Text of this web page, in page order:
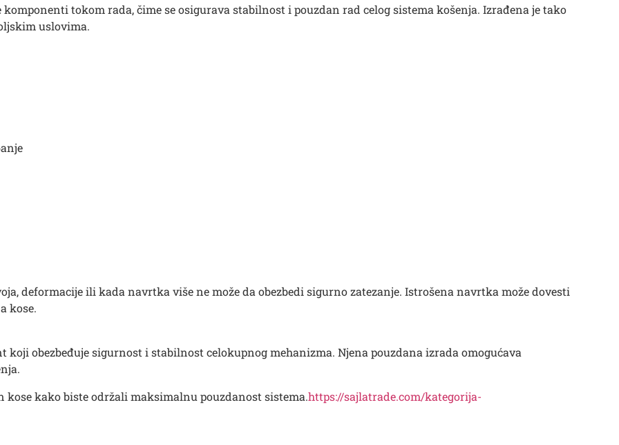
tokom rada, čime se osigurava stabilnost i pouzdan rad celog sistema košenja. Izrađena je tako
uslovima.
deformacije ili kada navrtka više ne može da obezbedi sigurno zatezanje. Istrošena navrtka može dovesti
kose.
obezbeđuje sigurnost i stabilnost celokupnog mehanizma. Njena pouzdana izrada omogućava
kose kako biste održali maksimalnu pouzdanost sistema.https://sajlatrade.com/kategorija-